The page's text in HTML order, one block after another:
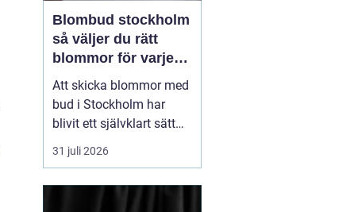
Blombud stockholm
så väljer du rätt
blommor för varje
tillfälle
Att skicka blommor med
bud i Stockholm har
blivit ett självklart sätt
att visa omtanke, fira
stora händelser eller
svårt att formulera i ord.
31 juli 2026